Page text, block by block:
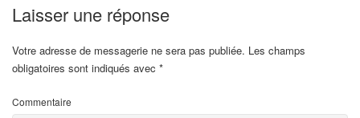
Laisser une réponse
Votre adresse de messagerie ne sera pas publiée. Les champs
obligatoires sont indiqués avec *
Commentaire